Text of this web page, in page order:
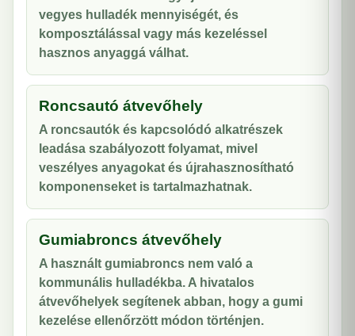
vegyes hulladék mennyiségét, és
komposztálással vagy más kezeléssel
hasznos anyaggá válhat.
Roncsautó átvevőhely
A roncsautók és kapcsolódó alkatrészek
leadása szabályozott folyamat, mivel
veszélyes anyagokat és újrahasznosítható
komponenseket is tartalmazhatnak.
Gumiabroncs átvevőhely
A használt gumiabroncs nem való a
kommunális hulladékba. A hivatalos
átvevőhelyek segítenek abban, hogy a gumi
kezelése ellenőrzött módon történjen.